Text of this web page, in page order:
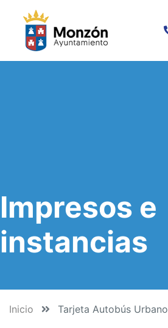
Impresos e
instancias
Inicio Tarjeta Autobús Urbano